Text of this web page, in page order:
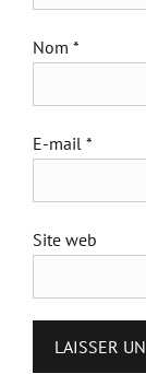
Nom *
E-mail *
Site web